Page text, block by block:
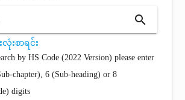
search
းစာရင်း
by HS Code (2022 Version) please enter
chapter), 6 (Sub-heading) or 8
digits